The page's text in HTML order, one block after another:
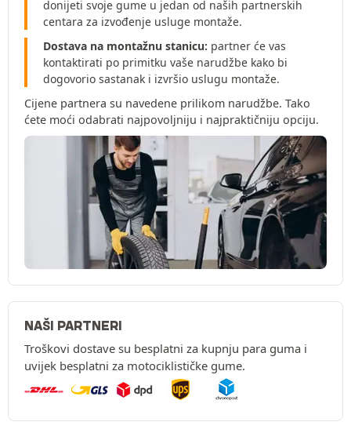
donijeti svoje gume u jedan od naših partnerskih
centara za izvođenje usluge montaže.
Dostava na montažnu stanicu: partner će vas
kontaktirati po primitku vaše narudžbe kako bi
dogovorio sastanak i izvršio uslugu montaže.
Cijene partnera su navedene prilikom narudžbe. Tako
ćete moći odabrati najpovoljniju i najpraktičniju opciju.
NAŠI PARTNERI
Troškovi dostave su besplatni za kupnju para guma i
uvijek besplatni za motociklističke gume.